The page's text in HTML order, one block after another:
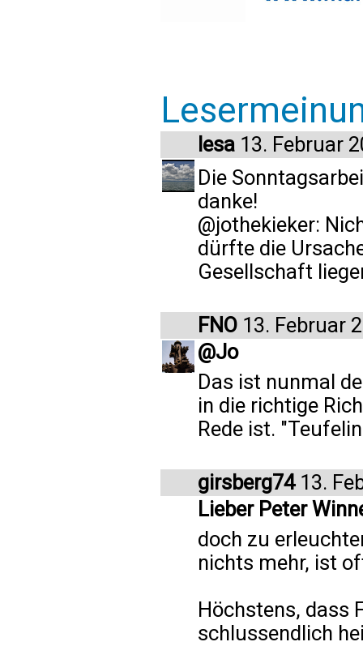
lesa 13. Februar
Die
danke!
@jothekieker:
dürfte die
Gesellschaft
FNO 13. Februar
@Jo
Das ist nunmal
in die richtige
Rede ist.
girsberg7413.
Lieber Peter
doch zu
nichts mehr, ist
Höchstens, dass
schlussendlich